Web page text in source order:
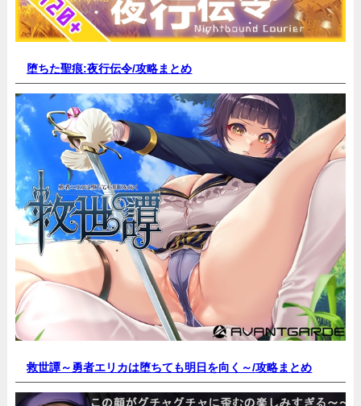
堕ちた聖痕:夜行伝令/攻略まとめ
救世譚～勇者エリカは堕ちても明日を向く～/攻略まとめ